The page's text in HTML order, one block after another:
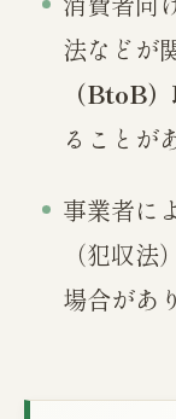
法などが
（BtoB
ることが
事業者に
（犯収
場合があ